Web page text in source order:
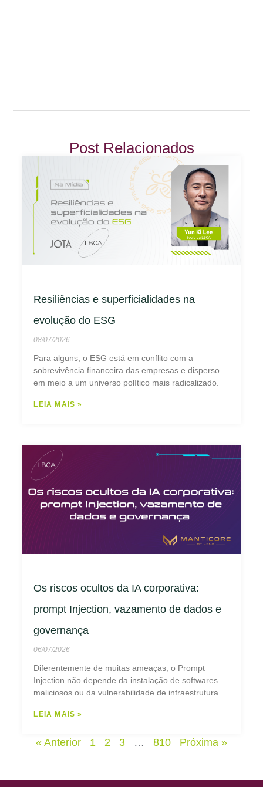
Post Relacionados
Resiliências e superficialidades na
evolução do ESG
08/07/2026
Para alguns, o ESG está em conflito com a
sobrevivência financeira das empresas e disperso
em meio a um universo político mais radicalizado.
LEIA MAIS »
Os riscos ocultos da IA corporativa:
prompt Injection, vazamento de dados e
governança
06/07/2026
Diferentemente de muitas ameaças, o Prompt
Injection não depende da instalação de softwares
maliciosos ou da vulnerabilidade de infraestrutura.
LEIA MAIS »
« Anterior 1 2 3 … 810 Próxima »